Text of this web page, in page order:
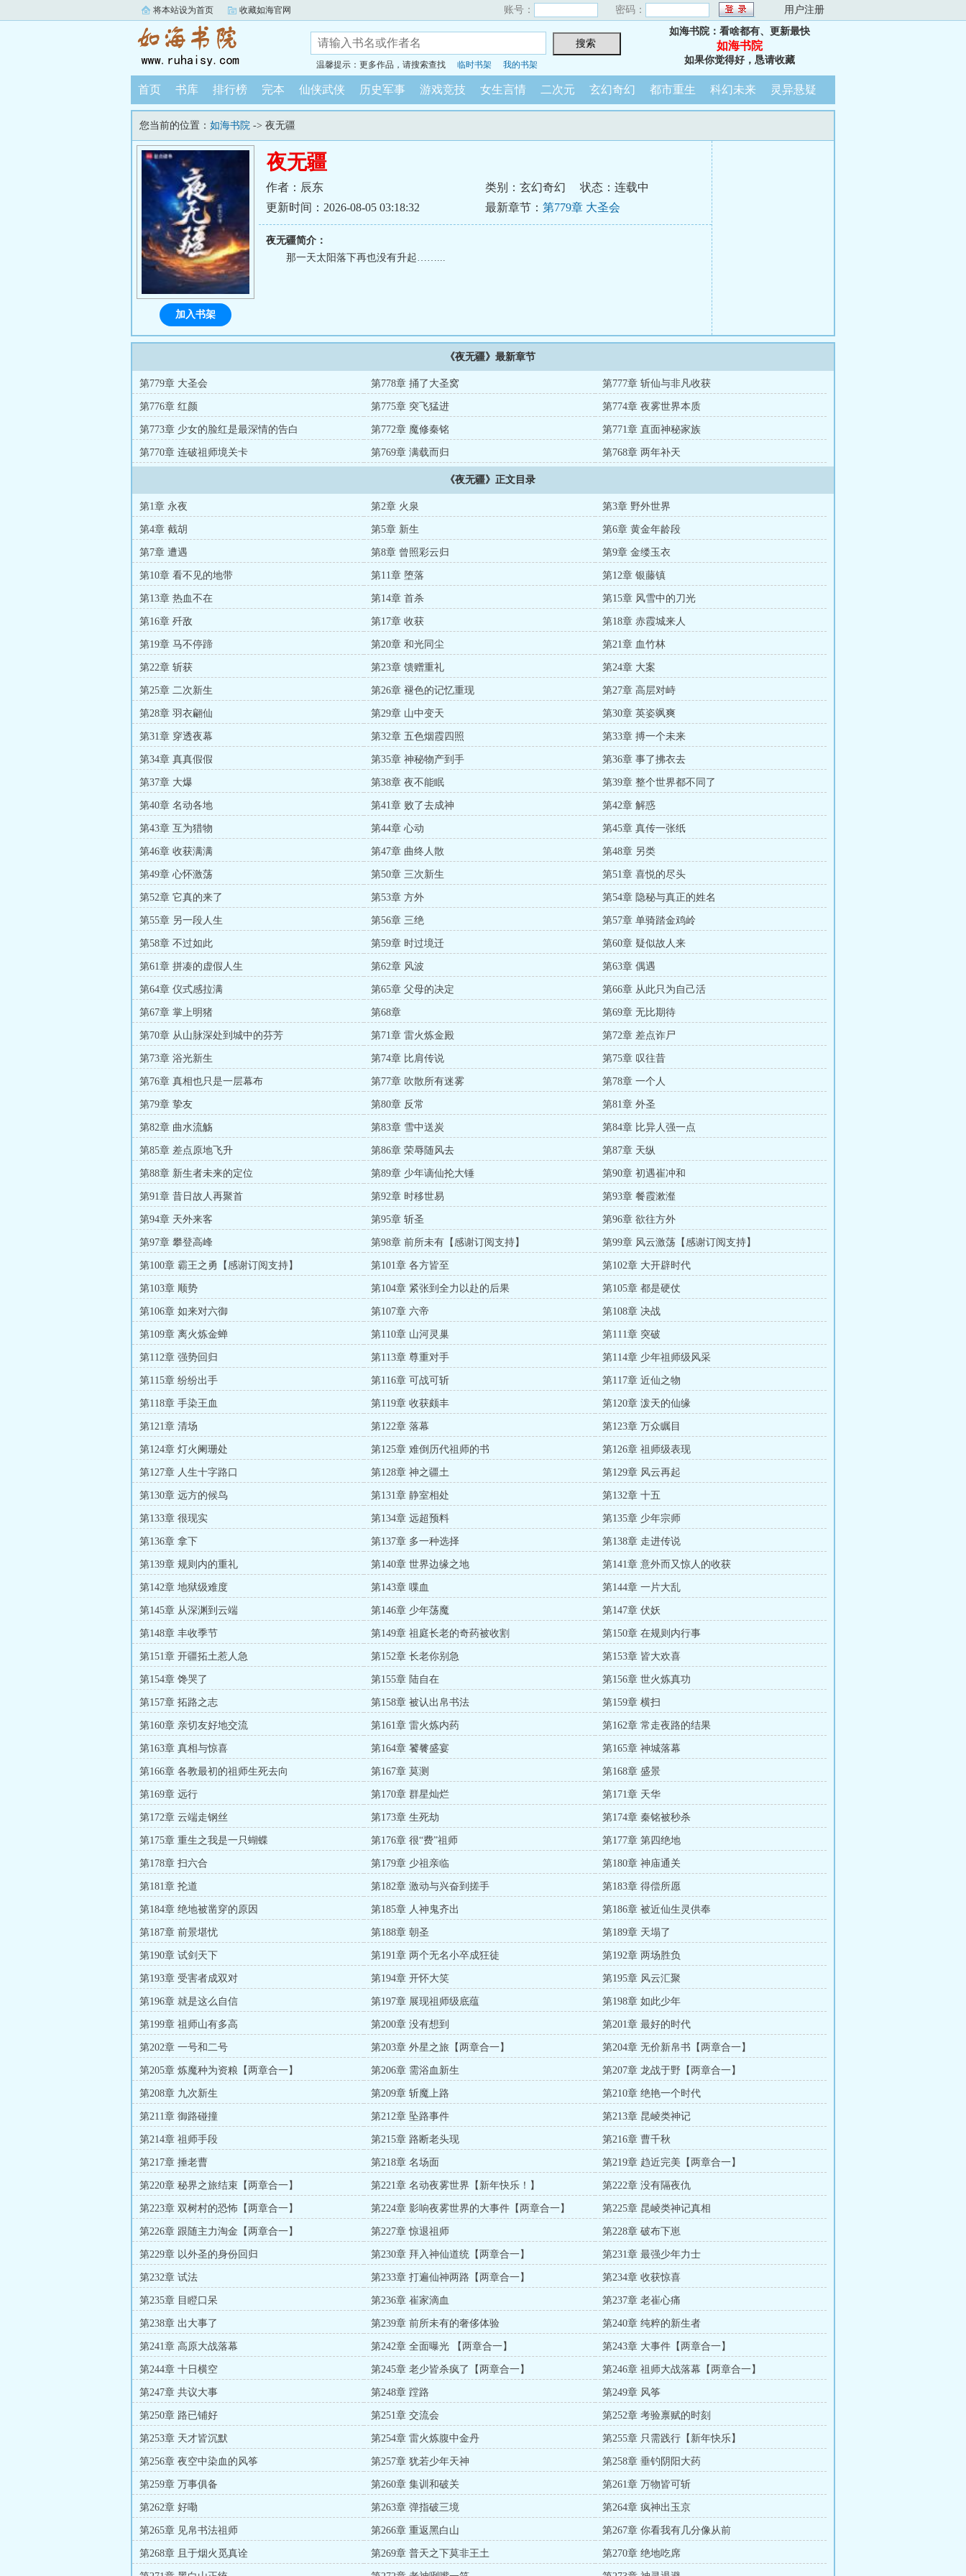
将本站设为首页 收藏如海官网 账号： 密码： 用户注册
温馨提示：更多作品，请搜索查找 临时书架 我的书架
如海书院：看啥都有、更新最快
如海书院
如果你觉得好，恳请收藏
首页 书库 排行榜 完本 仙侠武侠 历史军事 游戏竞技 女生言情 二次元 玄幻奇幻 都市重生 科幻未来 灵异悬疑
您当前的位置： 如海书院 -> 夜无疆
夜无疆
作者：辰东 类别：玄幻奇幻
状态：连载中
更新时间：2026-08-05 03:18:32
最新章节： 第779章 大圣会
夜无疆简介：
那一天太阳落下再也没有升起……...
加入书架
《夜无疆》最新章节
第779章 大圣会 第778章 捅了大圣窝 第777章 斩仙与非凡收获
第776章 红颜 第775章 突飞猛进 第774章 夜雾世界本质
第773章 少女的脸红是最深情的告白 第772章 魔修秦铭 第771章 直面神秘家族
第770章 连破祖师境关卡 第769章 满载而归 第768章 两年补天
《夜无疆》正文目录
第1章 永夜 第2章 火泉 第3章 野外世界
第4章 截胡 第5章 新生 第6章 黄金年龄段
第7章 遭遇 第8章 曾照彩云归 第9章 金缕玉衣
第10章 看不见的地带 第11章 堕落 第12章 银藤镇
第13章 热血不在 第14章 首杀 第15章 风雪中的刀光
第16章 歼敌 第17章 收获 第18章 赤霞城来人
第19章 马不停蹄 第20章 和光同尘 第21章 血竹林
第22章 斩获 第23章 馈赠重礼 第24章 大案
第25章 二次新生 第26章 褪色的记忆重现 第27章 高层对峙
第28章 羽衣翩仙 第29章 山中变天 第30章 英姿飒爽
第31章 穿透夜幕 第32章 五色烟霞四照 第33章 搏一个未来
第34章 真真假假 第35章 神秘物产到手 第36章 事了拂衣去
第37章 大爆 第38章 夜不能眠 第39章 整个世界都不同了
第40章 名动各地 第41章 败了去成神 第42章 解惑
第43章 互为猎物 第44章 心动 第45章 真传一张纸
第46章 收获满满 第47章 曲终人散 第48章 另类
第49章 心怀激荡 第50章 三次新生 第51章 喜悦的尽头
第52章 它真的来了 第53章 方外 第54章 隐秘与真正的姓名
第55章 另一段人生 第56章 三绝 第57章 单骑踏金鸡岭
第58章 不过如此 第59章 时过境迁 第60章 疑似故人来
第61章 拼凑的虚假人生 第62章 风波 第63章 偶遇
第64章 仪式感拉满 第65章 父母的决定 第66章 从此只为自己活
第67章 掌上明猪 第68章 第69章 无比期待
第70章 从山脉深处到城中的芬芳 第71章 雷火炼金殿 第72章 差点诈尸
第73章 浴光新生 第74章 比肩传说 第75章 叹往昔
第76章 真相也只是一层幕布 第77章 吹散所有迷雾 第78章 一个人
第79章 挚友 第80章 反常 第81章 外圣
第82章 曲水流觞 第83章 雪中送炭 第84章 比异人强一点
第85章 差点原地飞升 第86章 荣辱随风去 第87章 天纵
第88章 新生者未来的定位 第89章 少年谪仙抡大锤 第90章 初遇崔冲和
第91章 昔日故人再聚首 第92章 时移世易 第93章 餐霞漱瀣
第94章 天外来客 第95章 斩圣 第96章 欲往方外
第97章 攀登高峰 第98章 前所未有【感谢订阅支持】 第99章 风云激荡【感谢订阅支持】
第100章 霸王之勇【感谢订阅支持】 第101章 各方皆至 第102章 大开辟时代
第103章 顺势 第104章 紧张到全力以赴的后果 第105章 都是硬仗
第106章 如来对六御 第107章 六帝 第108章 决战
第109章 离火炼金蝉 第110章 山河灵巢 第111章 突破
第112章 强势回归 第113章 尊重对手 第114章 少年祖师级风采
第115章 纷纷出手 第116章 可战可斩 第117章 近仙之物
第118章 手染王血 第119章 收获颇丰 第120章 泼天的仙缘
第121章 清场 第122章 落幕 第123章 万众瞩目
第124章 灯火阑珊处 第125章 难倒历代祖师的书 第126章 祖师级表现
第127章 人生十字路口 第128章 神之疆土 第129章 风云再起
第130章 远方的候鸟 第131章 静室相处 第132章 十五
第133章 很现实 第134章 远超预料 第135章 少年宗师
第136章 拿下 第137章 多一种选择 第138章 走进传说
第139章 规则内的重礼 第140章 世界边缘之地 第141章 意外而又惊人的收获
第142章 地狱级难度 第143章 喋血 第144章 一片大乱
第145章 从深渊到云端 第146章 少年荡魔 第147章 伏妖
第148章 丰收季节 第149章 祖庭长老的奇药被收割 第150章 在规则内行事
第151章 开疆拓土惹人急 第152章 长老你别急 第153章 皆大欢喜
第154章 馋哭了 第155章 陆自在 第156章 世火炼真功
第157章 拓路之志 第158章 被认出帛书法 第159章 横扫
第160章 亲切友好地交流 第161章 雷火炼内药 第162章 常走夜路的结果
第163章 真相与惊喜 第164章 饕餮盛宴 第165章 神城落幕
第166章 各教最初的祖师生死去向 第167章 莫测 第168章 盛景
第169章 远行 第170章 群星灿烂 第171章 天华
第172章 云端走钢丝 第173章 生死劫 第174章 秦铭被秒杀
第175章 重生之我是一只蝴蝶 第176章 很“费”祖师 第177章 第四绝地
第178章 扫六合 第179章 少祖亲临 第180章 神庙通关
第181章 抡道 第182章 激动与兴奋到搓手 第183章 得偿所愿
第184章 绝地被凿穿的原因 第185章 人神鬼齐出 第186章 被近仙生灵供奉
第187章 前景堪忧 第188章 朝圣 第189章 天塌了
第190章 试剑天下 第191章 两个无名小卒成狂徒 第192章 两场胜负
第193章 受害者成双对 第194章 开怀大笑 第195章 风云汇聚
第196章 就是这么自信 第197章 展现祖师级底蕴 第198章 如此少年
第199章 祖师山有多高 第200章 没有想到 第201章 最好的时代
第202章 一号和二号 第203章 外星之旅【两章合一】 第204章 无价新帛书【两章合一】
第205章 炼魔种为资粮【两章合一】 第206章 需浴血新生 第207章 龙战于野【两章合一】
第208章 九次新生 第209章 斩魔上路 第210章 绝艳一个时代
第211章 御路碰撞 第212章 坠路事件 第213章 昆崚类神记
第214章 祖师手段 第215章 路断老头现 第216章 曹千秋
第217章 捶老曹 第218章 名场面 第219章 趋近完美【两章合一】
第220章 秘界之旅结束【两章合一】 第221章 名动夜雾世界【新年快乐！】 第222章 没有隔夜仇
第223章 双树村的恐怖【两章合一】 第224章 影响夜雾世界的大事件【两章合一】 第225章 昆崚类神记真相
第226章 跟随主力淘金【两章合一】 第227章 惊退祖师 第228章 破布下崽
第229章 以外圣的身份回归 第230章 拜入神仙道统【两章合一】 第231章 最强少年力士
第232章 试法 第233章 打遍仙神两路【两章合一】 第234章 收获惊喜
第235章 目瞪口呆 第236章 崔家滴血 第237章 老崔心痛
第238章 出大事了 第239章 前所未有的奢侈体验 第240章 纯粹的新生者
第241章 高原大战落幕 第242章 全面曝光 【两章合一】 第243章 大事件【两章合一】
第244章 十日横空 第245章 老少皆杀疯了【两章合一】 第246章 祖师大战落幕【两章合一】
第247章 共议大事 第248章 蹚路 第249章 风筝
第250章 路已铺好 第251章 交流会 第252章 考验禀赋的时刻
第253章 天才皆沉默 第254章 雷火炼腹中金丹 第255章 只需践行【新年快乐】
第256章 夜空中染血的风筝 第257章 犹若少年天神 第258章 垂钓阴阳大药
第259章 万事俱备 第260章 集训和破关 第261章 万物皆可斩
第262章 好嘞 第263章 弹指破三境 第264章 疯神出玉京
第265章 见帛书法祖师 第266章 重返黑白山 第267章 你看我有几分像从前
第268章 且于烟火觅真诠 第269章 普天之下莫非王土 第270章 绝地吃席